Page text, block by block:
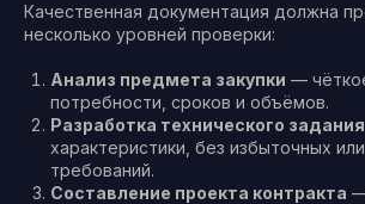
Качественная документация должна
несколько уровней проверки:
Анализ предмета закупки —
потребности, сроков и объёмов.
Разработка технического задания
характеристики, без избыточных
требований.
Составление проекта контракта